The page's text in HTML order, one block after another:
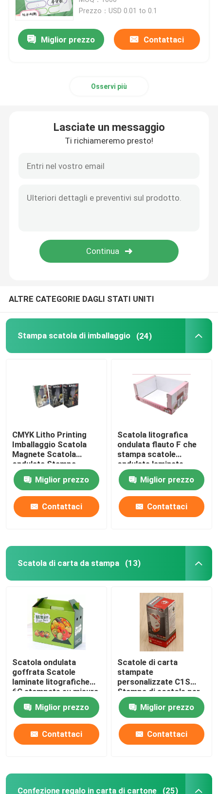
Sacchetto di carta da stampa
Prezzo：USD 0.01 to 0.1
Miglior prezzo Contattaci
Osservi più
Lasciate un messaggio
Ti richiameremo presto!
ALTRE CATEGORIE DAGLI STATI UNITI
Stampa scatola di imballaggio (24)
CMYK Litho Printing
Imballaggio Scatola
Magnete Scatola
ondulata Stampa
offset
Miglior prezzo
Contattaci
Scatola litografica
ondulata flauto F che
stampa scatole
ondulate laminate
litografiche
Miglior prezzo
Contattaci
Scatola di carta da stampa (13)
Scatola ondulata
goffrata Scatole
laminate litografiche
6C stampate su misura
Miglior prezzo
Contattaci
Scatole di carta
stampate
personalizzate C1S
Stampa di scatole per
imballaggio in carta da
300 gsmMiglior prezzo
Contattaci
Confezione regalo in carta di cartone (25)